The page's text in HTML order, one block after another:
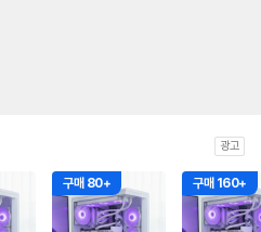
광고
구매 80+ 구매 160+